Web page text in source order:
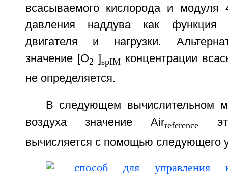
всасываемого кислорода и модуля
давления наддува как функция
двигателя и нагрузки.
значение [O2 ]spIMконцентрации
не определяется.
В следующем вычислительном
воздуха значение Airreference
вычисляется с помощью следующего